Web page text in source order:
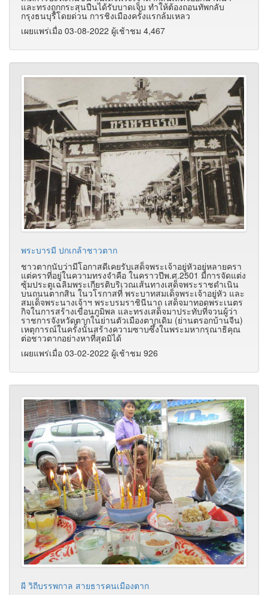
และทรงถูกกระสุนปืนได้รับบาดเจ็บ ทำให้ต้องถอนทัพกลับ
กรุงธนบุรีโดยด่วน การชิงเมืองครั้งแรกล้มเหลว
เผยแพร่เมื่อ 03-08-2022 ผู้เช้าชม 4,467
พระบารมี ปกเกล้าชาวตาก
ชาวตากนับว่ามีโอกาสดีเคยรับเสด็จพระเจ้าอยู่หัวอยู่หลายครา
แต่คราที่อยู่ในความทรงจำคือ ในคราวปีพ.ศ.2501 มีการจัดแต่ง
ซุ้มประตูเฉลิมพระเกียรติบริเวณเส้นทางเสด็จพระราชดำเนิน
บนถนนตากสิน ในวโรกาสที่ พระบาทสมเด็จพระเจ้าอยู่หัว และ
สมเด็จพระนางเจ้าฯ พระบรมราชินีนาถ เสด็จมาทอดพระเนตร
กิจในการสร้างเขื่อนภูมิพล และทรงเสด็จมาประทับที่จวนผู้ว่า
ราชการจังหวัดตากในย่านตัวเมืองตากเดิม (ย่านตรอกบ้านจีน)
เหตุการณ์ในครั้งนั้นสร้างความซาบซึ้งในพระมหากรุณาธิคุณ
ต่อชาวตากอย่างหาที่สุดมิได้
เผยแพร่เมื่อ 03-02-2022 ผู้เช้าชม 926
ผี วิถีบรรพกาล สายธารคนเมืองตาก